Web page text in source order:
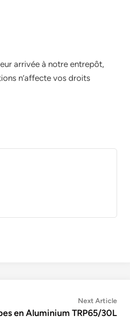
arrivée à notre entrepôt,
n’affecte vos droits
Next ArticleNext
en Aluminium TRP65/30L